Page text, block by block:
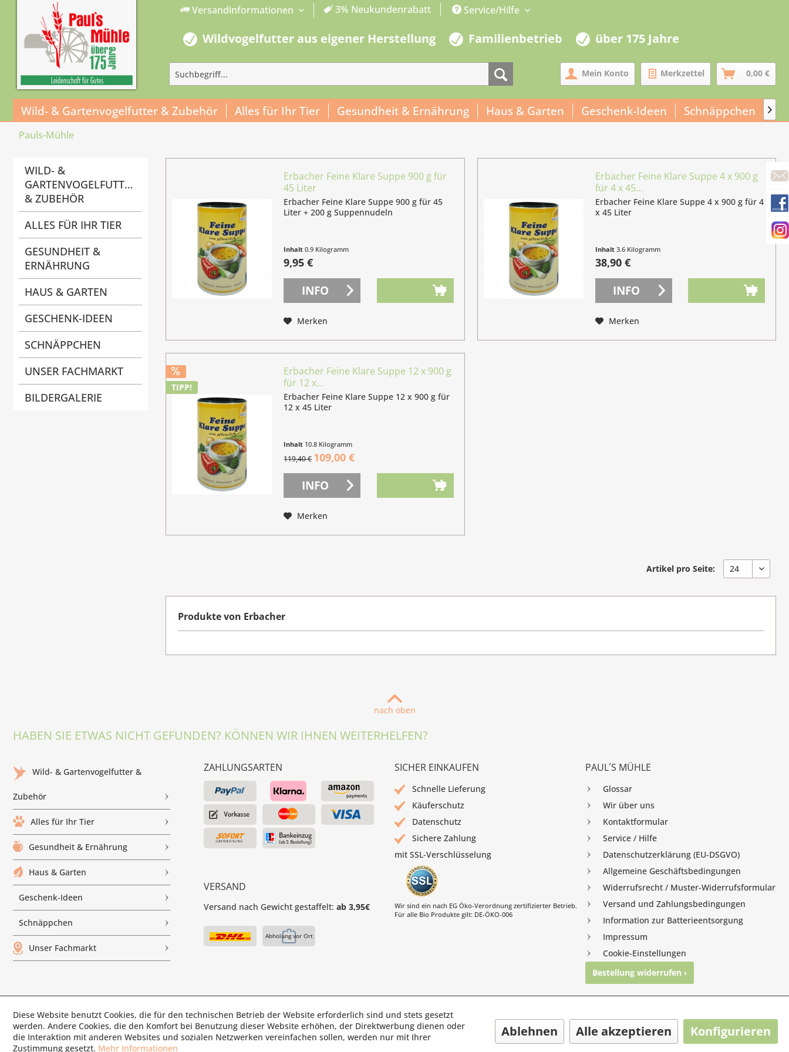
Versandinformationen 3% Neukundenrabatt Service/Hilfe
Wildvogelfutter aus eigener Herstellung Familienbetrieb über 175 Jahre
Mein Konto Merkzettel 0,00 €
Wild- & Gartenvogelfutter & Zubehör Alles für Ihr Tier Gesundheit & Ernährung Haus & Garten Geschenk-Ideen Schnäppchen 
Pauls-Mühle
WILD- &
GARTENVOGELFUTTER
& ZUBEHÖR
ALLES FÜR IHR TIER
GESUNDHEIT &
ERNÄHRUNG
HAUS & GARTEN
GESCHENK-IDEEN
SCHNÄPPCHEN
UNSER FACHMARKT
BILDERGALERIE
Erbacher Feine Klare Suppe 900 g für
45 Liter
Erbacher Feine Klare Suppe 900 g für 45
Liter + 200 g Suppennudeln
Inhalt0.9 Kilogramm
(11,06 € / 1 Kilogramm)
9,95 €
INFO
Merken
Erbacher Feine Klare Suppe 4 x 900 g
für 4 x 45...
Erbacher Feine Klare Suppe 4 x 900 g für 4
x 45 Liter
Inhalt 3.6 Kilogramm
(10,81 € / 1 Kilogramm)
38,90 €
INFO
Merken
TIPP!
Erbacher Feine Klare Suppe 12 x 900 g
für 12 x...
Erbacher Feine Klare Suppe 12 x 900 g für
12 x 45 Liter
Inhalt 10.8 Kilogramm
(10,09 € / 1 Kilogramm)
119,40 € 109,00 €
INFO
Merken
Artikel pro Seite:
Produkte von Erbacher
nach oben
HABEN SIE ETWAS NICHT GEFUNDEN? KÖNNEN WIR IHNEN WEITERHELFEN?
Wild- & Gartenvogelfutter &
Zubehör
Alles für Ihr Tier
Gesundheit & Ernährung
Haus & Garten
Geschenk-Ideen
Schnäppchen
Unser Fachmarkt
ZAHLUNGSARTEN
VERSAND
Versand nach Gewicht gestaffelt: ab 3,95€
Abholung vor Ort
SICHER EINKAUFEN
Schnelle Lieferung
Käuferschutz
Datenschutz
Sichere Zahlung
mit SSL-Verschlüsselung
Wir sind ein nach EG Öko-Verordnung zertifizierter Betrieb.
Für alle Bio Produkte gilt: DE-ÖKO-006
PAUL´S MÜHLE
Glossar
Wir über uns
Kontaktformular
Service / Hilfe
Datenschutzerklärung (EU-DSGVO)
Allgemeine Geschäftsbedingungen
Widerrufsrecht / Muster-Widerrufsformular
Versand und Zahlungsbedingungen
Information zur Batterieentsorgung
Impressum
Cookie-Einstellungen
Bestellung widerrufen ›
© Paul's Mühle | Inhaber: Christof Paul e.K. | Westring 2 | 45659 Recklinghausen
Fax: 02361 -28831 | E-Mail: info@pauls-muehle.de
Diese Website benutzt Cookies, die für den technischen Betrieb der Website erforderlich sind und stets gesetzt
werden. Andere Cookies, die den Komfort bei Benutzung dieser Website erhöhen, der Direktwerbung dienen oder
die Interaktion mit anderen Websites und sozialen Netzwerken vereinfachen sollen, werden nur mit Ihrer
Zustimmung gesetzt. Mehr Informationen
Ablehnen Alle akzeptieren Konfigurieren